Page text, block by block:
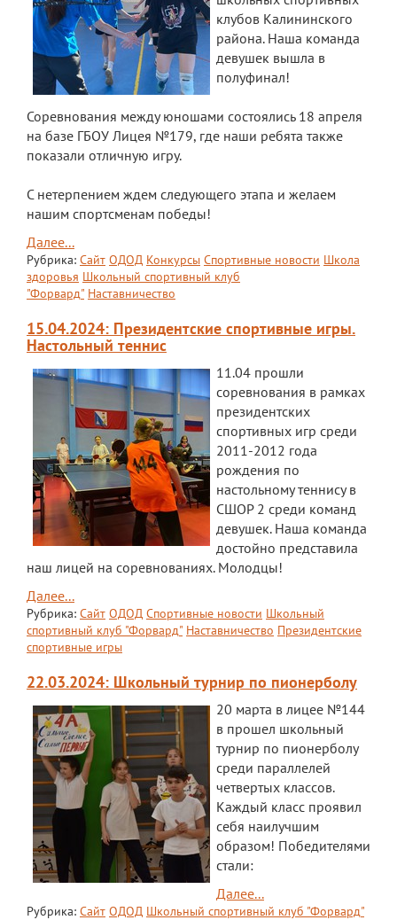
клубов Калининского
района. Наша команда
девушек вышла в
полуфинал!
Соревнования между юношами состоялись 18 апреля
на базе ГБОУ Лицея №179, где наши ребята также
показали отличную игру.
С нетерпением ждем следующего этапа и желаем
нашим спортсменам победы!
Далее...
Рубрика: Сайт ОДОД Конкурсы Спортивные новости Школа
здоровья Школьный спортивный клуб
"Форвард" Наставничество
15.04.2024: Президентские спортивные игры.
Настольный теннис
11.04 прошли
соревнования в рамках
президентских
спортивных игр среди
2011-2012 года
рождения по
настольному теннису в
СШОР 2 среди команд
девушек. Наша команда
достойно представила
наш лицей на соревнованиях. Молодцы!
Далее...
Рубрика: Сайт ОДОД Спортивные новости Школьный
спортивный клуб "Форвард" Наставничество Президентские
спортивные игры
22.03.2024: Школьный турнир по пионерболу
20 марта в лицее №144
в прошел школьный
турнир по пионерболу
среди параллелей
четвертых классов.
Каждый класс проявил
себя наилучшим
образом! Победителями
стали:
Далее...
Рубрика: Сайт ОДОД Школьный спортивный клуб "Форвард"